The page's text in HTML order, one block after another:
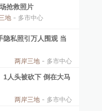
抢救照片
地 - 多市中心
隐私照引万人围观 当
两岸三地 - 多市中心
人头被砍下 倒在大马
两岸三地 - 多市中心